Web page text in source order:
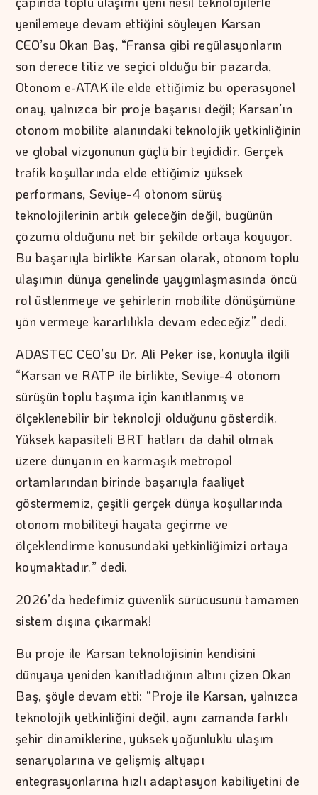
yenilemeye devam ettiğini söyleyen Karsan
CEO’su Okan Baş, “Fransa gibi regülasyonların
son derece titiz ve seçici olduğu bir pazarda,
Otonom e-ATAK ile elde ettiğimiz bu operasyonel
onay, yalnızca bir proje başarısı değil; Karsan’ın
otonom mobilite alanındaki teknolojik yetkinliğinin
ve global vizyonunun güçlü bir teyididir. Gerçek
trafik koşullarında elde ettiğimiz yüksek
performans, Seviye-4 otonom sürüş
teknolojilerinin artık geleceğin değil, bugünün
çözümü olduğunu net bir şekilde ortaya koyuyor.
Bu başarıyla birlikte Karsan olarak, otonom toplu
ulaşımın dünya genelinde yaygınlaşmasında öncü
rol üstlenmeye ve şehirlerin mobilite dönüşümüne
yön vermeye kararlılıkla devam edeceğiz” dedi.
ADASTEC CEO’su Dr. Ali Peker ise, konuyla ilgili
“Karsan ve RATP ile birlikte, Seviye-4 otonom
sürüşün toplu taşıma için kanıtlanmış ve
ölçeklenebilir bir teknoloji olduğunu gösterdik.
Yüksek kapasiteli BRT hatları da dahil olmak
üzere dünyanın en karmaşık metropol
ortamlarından birinde başarıyla faaliyet
göstermemiz, çeşitli gerçek dünya koşullarında
otonom mobiliteyi hayata geçirme ve
ölçeklendirme konusundaki yetkinliğimizi ortaya
koymaktadır.” dedi.
2026’da hedefimiz güvenlik sürücüsünü tamamen
sistem dışına çıkarmak!
Bu proje ile Karsan teknolojisinin kendisini
dünyaya yeniden kanıtladığının altını çizen Okan
Baş, şöyle devam etti: “Proje ile Karsan, yalnızca
teknolojik yetkinliğini değil, aynı zamanda farklı
şehir dinamiklerine, yüksek yoğunluklu ulaşım
senaryolarına ve gelişmiş altyapı
entegrasyonlarına hızlı adaptasyon kabiliyetini de